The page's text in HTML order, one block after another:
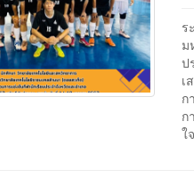
ร
ม
ป
เ
ก
ก
ใ